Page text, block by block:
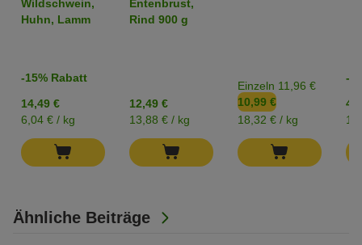
Ähnliche Beiträge
Wildschwein,
Huhn, Lamm
-15% Rabatt
14,49 €
6,04 € / kg
Entenbrust,
Rind 900 g
12,49 €
13,88 € / kg
Einzeln 11,96 €
10,99 €
18,32 € / kg
-